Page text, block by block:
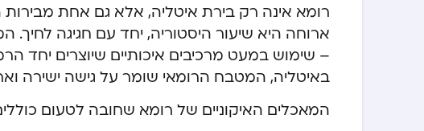
רומא אינה רק בירת איטליה, אלא גם אחת מבירות
ארוחה היא שיעור היסטוריה, יחד עם חגיגה
– שימוש במעט מרכיבים איכותיים שיוצרים יחד
באיטליה, המטבח הרומאי שומר על גישה ישירה
המאכלים האיקוניים של רומא שחובה לטעום